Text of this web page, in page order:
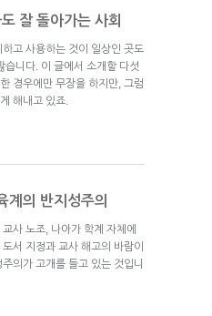
잘 돌아가는 사회
고 사용하는 것이 일상인 곳도
습니다. 이 글에서 소개할 다섯
경우에만 무장을 하지만, 그럼
해내고 있죠.
계의 반지성주의
사 노조, 나아가 학계 자체에
서 지정과 교사 해고의 바람이
의가 고개를 들고 있는 것입니